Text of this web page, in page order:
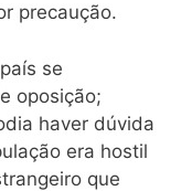
precaução.
se
oposição;
haver dúvida
era hostil
que